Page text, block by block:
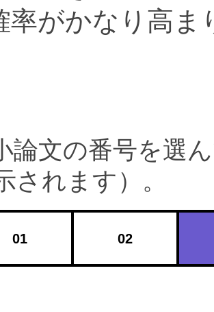
率がかなり高ま
論文の番号を選
されます）。
01 02